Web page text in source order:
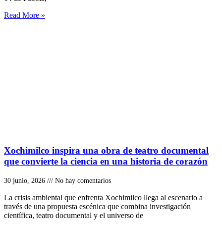
Read More »
Xochimilco inspira una obra de teatro documental
que convierte la ciencia en una historia de corazón
30 junio, 2026 No hay comentarios
La crisis ambiental que enfrenta Xochimilco llega al escenario a
través de una propuesta escénica que combina investigación
científica, teatro documental y el universo de